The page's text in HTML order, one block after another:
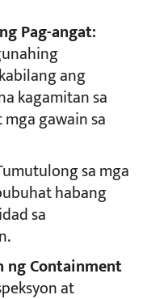
Pag-angat:
ang
kagamitan sa
gawain sa
sa mga
habang
sa
ng Containment
at